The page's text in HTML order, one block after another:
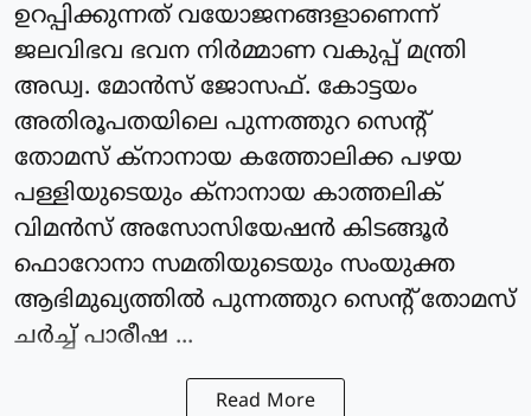
ഉറപ്പിക്കുന്നത് വയോജനങ്ങളാണെന്ന്
ജലവിഭവ ഭവന നിര്‍മ്മാണ വകുപ്പ് മന്ത്രി
അഡ്വ. മോന്‍സ് ജോസഫ്. കോട്ടയം
അതിരൂപതയിലെ പുന്നത്തുറ സെന്റ്
തോമസ് ക്‌നാനായ കത്തോലിക്ക പഴയ
പള്ളിയുടെയും ക്‌നാനായ കാത്തലിക്
വിമന്‍സ് അസോസിയേഷന്‍ കിടങ്ങൂര്‍
ഫൊറോനാ സമതിയുടെയും സംയുക്ത
ആഭിമുഖ്യത്തില്‍ പുന്നത്തുറ സെന്റ് തോമസ്
ചര്‍ച്ച് പാരീഷ ...
Read More